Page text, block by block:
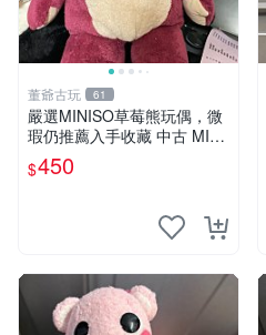
董爺古玩 61
嚴選MINISO草莓熊玩偶，微
瑕仍推薦入手收藏 中古 MINI
SO 草莓熊 玩具 收藏
$450